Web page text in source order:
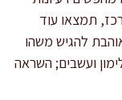
תמצאו עוד
להגיש משהו
ועשבים; השראה